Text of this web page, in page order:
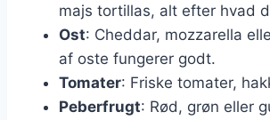
majs tortillas, alt efter hvad
Ost: Cheddar, mozzarella
af oste fungerer godt.
Tomater: Friske tomater,
Peberfrugt: Rød, grøn eller